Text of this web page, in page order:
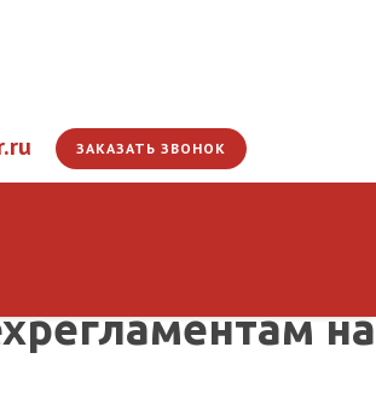
ЗАКАЗАТЬ ЗВОНОК